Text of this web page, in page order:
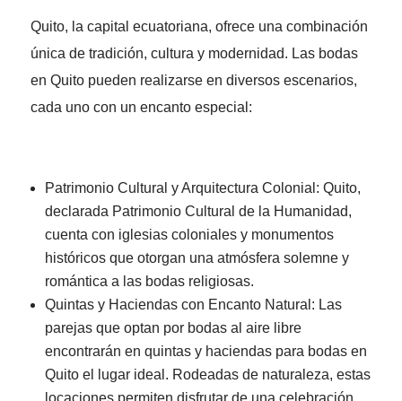
Quito, la capital ecuatoriana, ofrece una combinación
única de tradición, cultura y modernidad. Las bodas
en Quito pueden realizarse en diversos escenarios,
cada uno con un encanto especial:
Patrimonio Cultural y Arquitectura Colonial: Quito,
declarada Patrimonio Cultural de la Humanidad,
cuenta con iglesias coloniales y monumentos
históricos que otorgan una atmósfera solemne y
romántica a las bodas religiosas.
Quintas y Haciendas con Encanto Natural: Las
parejas que optan por bodas al aire libre
encontrarán en quintas y haciendas para bodas en
Quito el lugar ideal. Rodeadas de naturaleza, estas